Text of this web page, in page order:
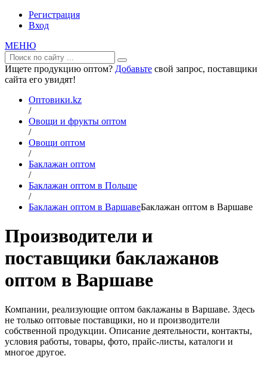
Регистрация
Вход
МЕНЮ
Ищете продукцию оптом? Добавьте свой запрос, поставщики
сайта его увидят!
Оптовики.kz
/
Овощи и фрукты оптом
/
Овощи оптом
/
Баклажан оптом
/
Баклажан оптом в Польше
/
Баклажан оптом в ВаршавеБаклажан оптом в Варшаве
Производители и
поставщики баклажанов
оптом в Варшаве
Компании, реализующие оптом баклажаны в Варшаве. Здесь
не только оптовые поставщики, но и производители
собственной продукции. Описание деятельности, контакты,
условия работы, товары, фото, прайс-листы, каталоги и
многое другое.